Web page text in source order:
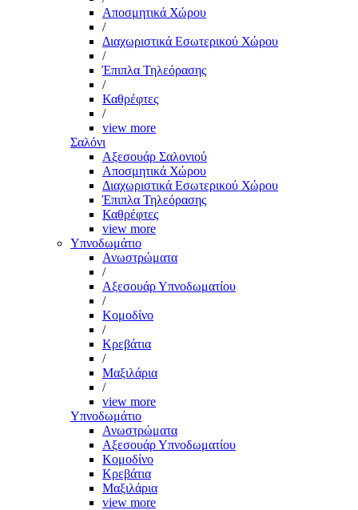
Αποσμητικά Χώρου
/
Διαχωριστικά Εσωτερικού Χώρου
/
Έπιπλα Τηλεόρασης
/
Καθρέφτες
/
view more
Σαλόνι
Αξεσουάρ Σαλονιού
Αποσμητικά Χώρου
Διαχωριστικά Εσωτερικού Χώρου
Έπιπλα Τηλεόρασης
Καθρέφτες
view more
Υπνοδωμάτιο
Ανωστρώματα
/
Αξεσουάρ Υπνοδωματίου
/
Κομοδίνο
/
Κρεβάτια
/
Μαξιλάρια
/
view more
Υπνοδωμάτιο
Ανωστρώματα
Αξεσουάρ Υπνοδωματίου
Κομοδίνο
Κρεβάτια
Μαξιλάρια
view more